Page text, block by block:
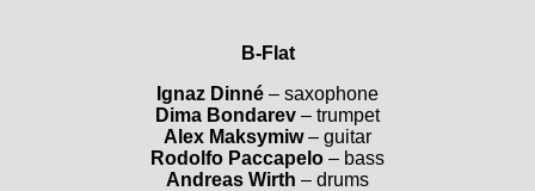
B-Flat
Ignaz Dinné – saxophone
Dima Bondarev – trumpet
Alex Maksymiw– guitar
Rodolfo Paccapelo – bass
Andreas Wirth – drums